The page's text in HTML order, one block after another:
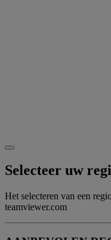
Selecteer uw
Het selecteren van een
teamviewer.com